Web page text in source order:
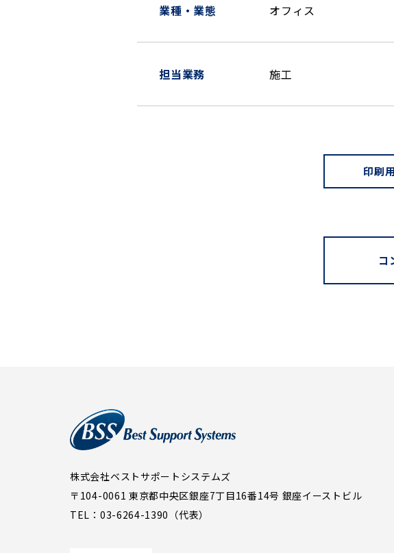
業種・業態 オフィス
担当業務 施工
印刷
コ
株式会社ベストサポートシステムズ
〒104-0061 東京都中央区銀座7丁目16番14号 銀座イーストビル
TEL：03-6264-1390（代表）